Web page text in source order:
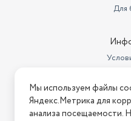
Для
Нашли ошибку на
Мы используем файлы
Яндекс.Метрика для
анализа посещаемости.